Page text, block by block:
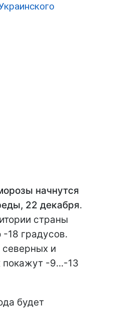
начнутся
22 декабря.
страны
18 градусов.
и
покажут -9...-13
будет